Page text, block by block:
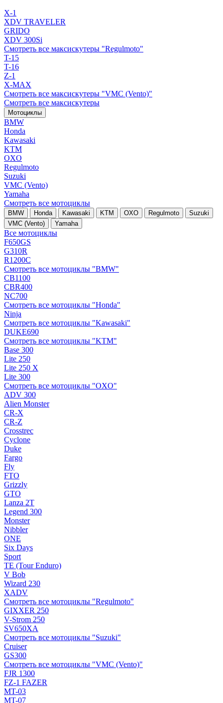
X-1
XDV TRAVELER
GRIDO
XDV 300Si
Смотреть все максискутеры "Regulmoto"
T-15
T-16
Z-1
X-MAX
Смотреть все максискутеры "VMC (Vento)"
Смотреть все максискутеры
Мотоциклы
BMW
Honda
Kawasaki
KTM
OXO
Regulmoto
Suzuki
VMC (Vento)
Yamaha
Смотреть все мотоциклы
BMW Honda Kawasaki KTM OXO Regulmoto
Suzuki
VMC (Vento)
Yamaha
Все мотоциклы
F650GS
G310R
R1200C
Смотреть все мотоциклы "BMW"
CB1100
CBR400
NC700
Смотреть все мотоциклы "Honda"
Ninja
Смотреть все мотоциклы "Kawasaki"
DUKE690
Смотреть все мотоциклы "KTM"
Base 300
Lite 250
Lite 250 X
Lite 300
Смотреть все мотоциклы "OXO"
ADV 300
Alien Monster
CR-X
CR-Z
Crosstrec
Cyclone
Duke
Fargo
Fly
FTO
Grizzly
GTO
Lanza 2T
Legend 300
Monster
Nibbler
ONE
Six Days
Sport
TE (Tour Enduro)
V Bob
Wizard 230
XADV
Смотреть все мотоциклы "Regulmoto"
GIXXER 250
V-Strom 250
SV650XA
Смотреть все мотоциклы "Suzuki"
Cruiser
GS300
Смотреть все мотоциклы "VMC (Vento)"
FJR 1300
FZ-1 FAZER
MT-03
MT-07